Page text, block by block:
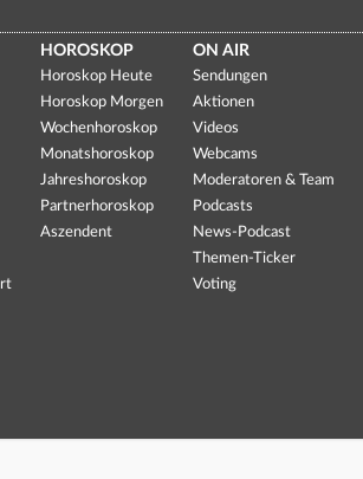
HOROSKOP
Horoskop Heute
Horoskop Morgen
Wochenhoroskop
Monatshoroskop
Jahreshoroskop
Partnerhoroskop
Aszendent
ON AIR
Sendungen
Aktionen
Videos
Webcams
Moderatoren & Team
Podcasts
News-Podcast
Themen-Ticker
Voting